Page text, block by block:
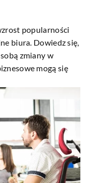
popularności
biura. Dowiedz się,
zmiany w
mogą się